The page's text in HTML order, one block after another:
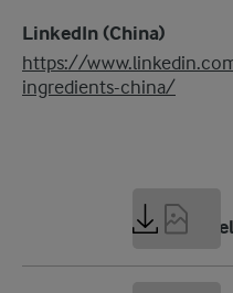
LinkedIn (China)
https://
ingredients-china/
Dessert
239 KB